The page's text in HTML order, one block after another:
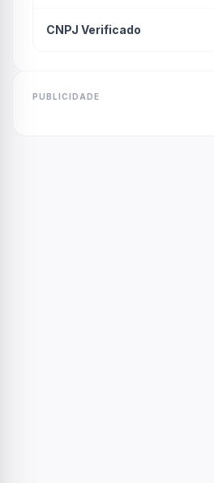
CNPJ Verificado
PUBLICIDADE